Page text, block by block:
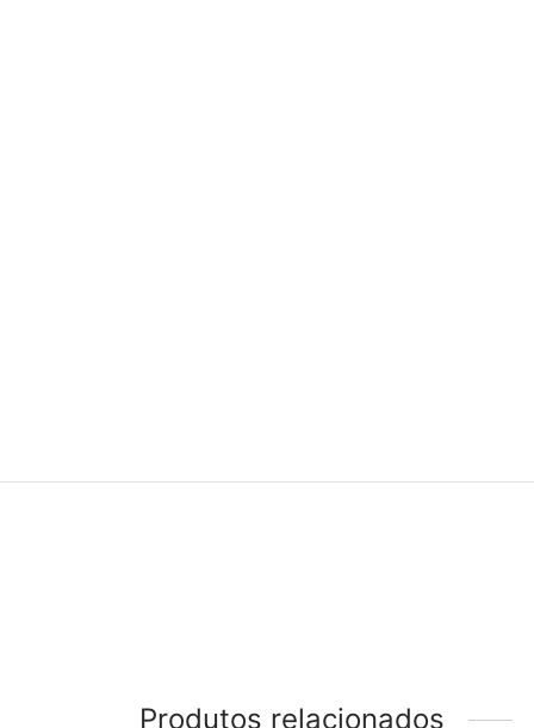
Produtos relacionados